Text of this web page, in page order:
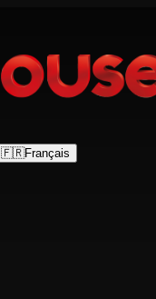
🇫🇷Français